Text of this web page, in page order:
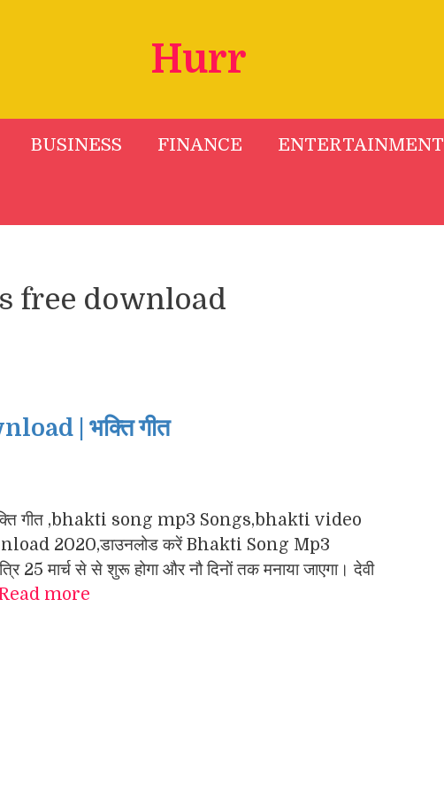
Hurr
BUSINESS FINANCE ENTERTAINMENT
free download
| भक्ति गीत
गीत ,bhakti song mp3 Songs,bhakti video
2020,डाउनलोड करें Bhakti Song Mp3
25 मार्च से से शुरू होगा और नौ दिनों तक मनाया जाएगा। देवी
more